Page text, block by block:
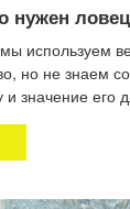
нужен
используем
но не знаем
и значение его